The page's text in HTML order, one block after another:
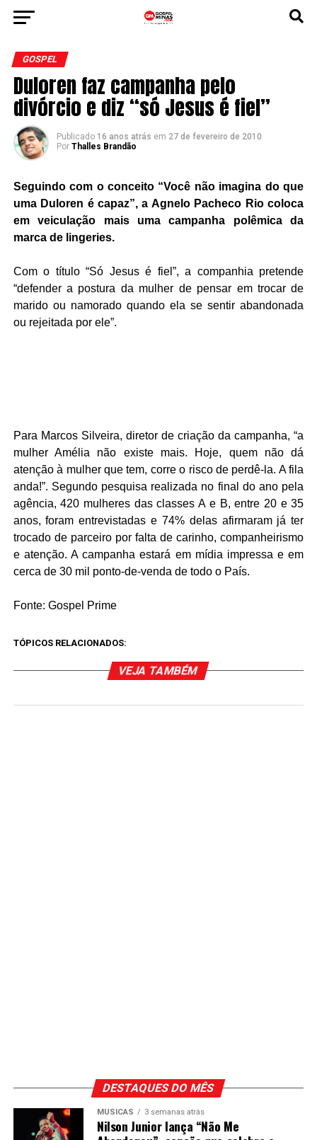
GOSPEL
Duloren faz campanha pelo
divórcio e diz “só Jesus é fiel”
Publicado 16 anos atrás em 27 de fevereiro de 2010
Por Thalles Brandão
Seguindo com o conceito “Você não imagina do que
uma Duloren é capaz”, a Agnelo Pacheco Rio coloca
em veiculação mais uma campanha polêmica da
marca de lingeries.
Com o título “Só Jesus é fiel”, a companhia pretende
“defender a postura da mulher de pensar em trocar de
marido ou namorado quando ela se sentir abandonada
ou rejeitada por ele”.
Para Marcos Silveira, diretor de criação da campanha, “a
mulher Amélia não existe mais. Hoje, quem não dá
atenção à mulher que tem, corre o risco de perdê-la. A fila
anda!”. Segundo pesquisa realizada no final do ano pela
agência, 420 mulheres das classes A e B, entre 20 e 35
anos, foram entrevistadas e 74% delas afirmaram já ter
trocado de parceiro por falta de carinho, companheirismo
e atenção. A campanha estará em mídia impressa e em
cerca de 30 mil ponto-de-venda de todo o País.
Fonte: Gospel Prime
TÓPICOS RELACIONADOS:
VEJA TAMBÉM
DESTAQUES DO MÊS
MÚSICAS 3 semanas atrás
Nilson Junior lança “Não Me